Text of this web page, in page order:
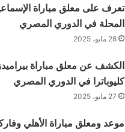
تعرف على معلق مباراة
المحلة في الدوري المصري
28 مايو، 2025
الكشف عن معلق مباراة
كليوباترا في الدوري المصري
27 مايو، 2025
موعد ومعلق مباراة الأهلي